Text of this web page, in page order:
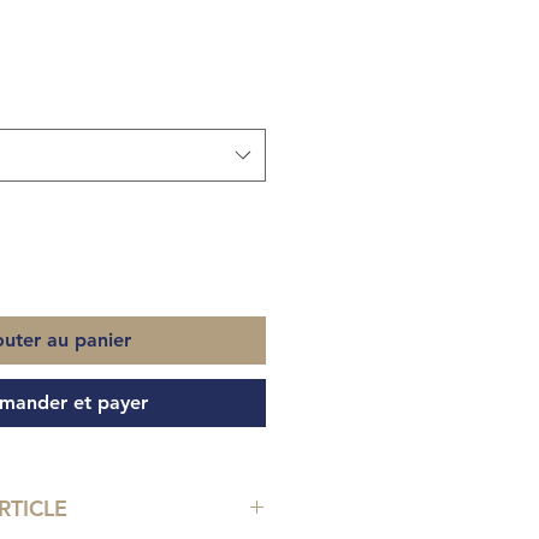
au panier
et payer